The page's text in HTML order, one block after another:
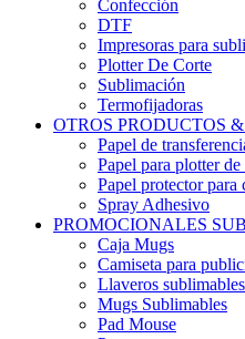
Confección
DTF
Impresoras para
Plotter De Corte
Sublimación
Termofijadoras
OTROS PRODUCTOS
Papel de
Papel para plotter de
Papel protector para
Spray Adhesivo
PROMOCIONALES
Caja Mugs
Camiseta para
Llaveros sublimables
Mugs Sublimables
Pad Mouse